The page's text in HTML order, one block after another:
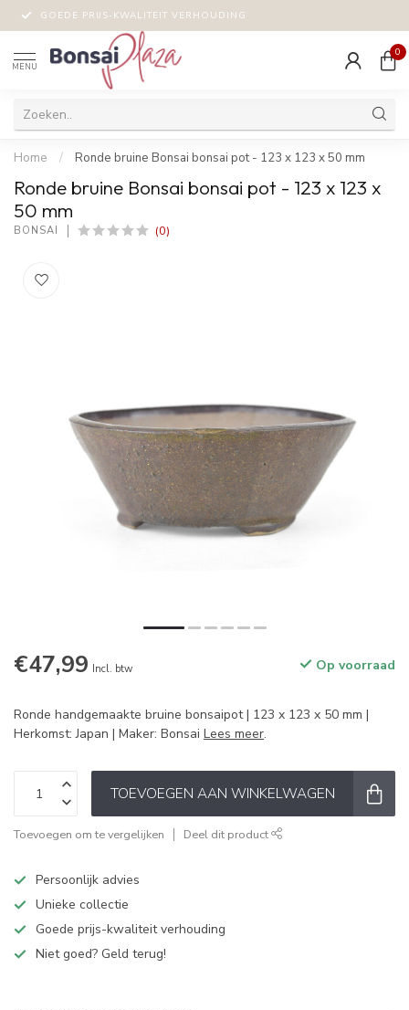
GOEDE PRIJS-KWALITEIT VERHOUDING
MENU
0
Home / Ronde bruine Bonsai bonsai pot - 123 x 123 x 50 mm
Ronde bruine Bonsai bonsai pot - 123 x 123 x
50 mm
BONSAI (0)
€47,99 Incl. btw Op voorraad
Ronde handgemaakte bruine bonsaipot | 123 x 123 x 50 mm |
Herkomst: Japan | Maker: Bonsai Lees meer.
TOEVOEGEN AAN WINKELWAGEN
Toevoegen om te vergelijken Deel dit product
Persoonlijk advies
Unieke collectie
Goede prijs-kwaliteit verhouding
Niet goed? Geld terug!